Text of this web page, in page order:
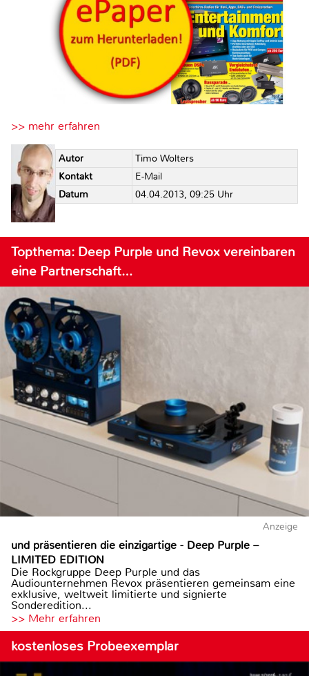
>> mehr erfahren
Autor
Timo Wolters
Kontakt
E-Mail
Datum
04.04.2013, 09:25 Uhr
Topthema: Deep Purple und Revox vereinbaren
eine Partnerschaft…
Anzeige
und präsentieren die einzigartige - Deep Purple –
LIMITED EDITION
Die Rockgruppe Deep Purple und das
Audiounternehmen Revox präsentieren gemeinsam eine
exklusive, weltweit limitierte und signierte
Sonderedition...
>> Mehr erfahren
kostenloses Probeexemplar